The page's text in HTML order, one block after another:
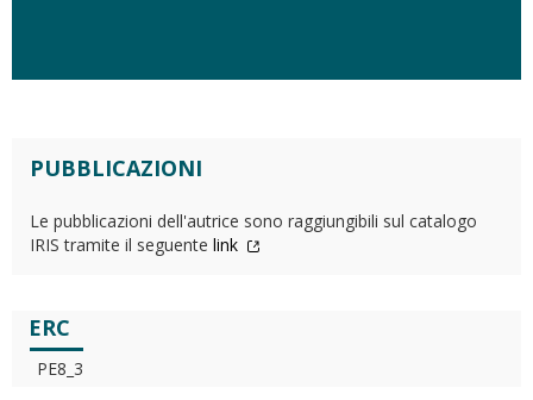
PUBBLICAZIONI
Le pubblicazioni dell'autrice sono raggiungibili sul catalogo
IRIS tramite il seguente link
ERC
PE8_3